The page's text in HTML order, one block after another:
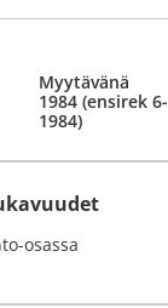
Myytävänä
1984 (ensirek 6-
1984)
osassa